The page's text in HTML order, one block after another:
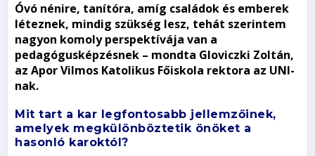
Óvó nénire, tanítóra, amíg családok és emberek
léteznek, mindig szükség lesz, tehát szerintem
nagyon komoly perspektívája van a
pedagógusképzésnek – mondta Gloviczki Zoltán,
az Apor Vilmos Katolikus Főiskola rektora az UNI-
nak.
Mit tart a kar legfontosabb jellemzőinek,
amelyek megkülönböztetik önöket a
hasonló karoktól?